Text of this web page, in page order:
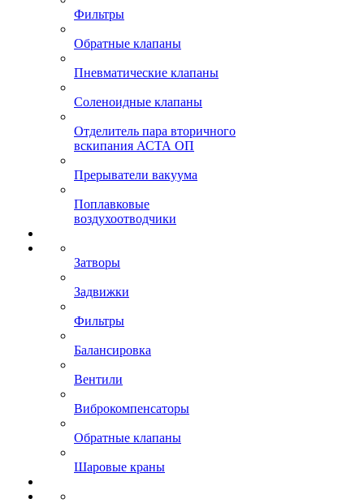
Фильтры
Обратные клапаны
Пневматические клапаны
Соленоидные клапаны
Отделитель пара вторичного
вскипания АСТА ОП
Прерыватели вакуума
Поплавковые
воздухоотводчики
Затворы
Задвижки
Фильтры
Балансировка
Вентили
Виброкомпенсаторы
Обратные клапаны
Шаровые краны